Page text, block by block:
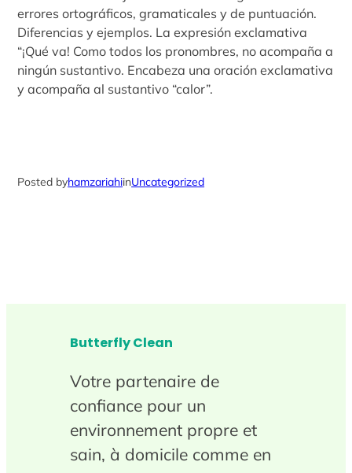
errores ortográficos, gramaticales y de puntuación.
Diferencias y ejemplos. La expresión exclamativa
“¡Qué va! Como todos los pronombres, no acompaña a
ningún sustantivo. Encabeza una oración exclamativa
y acompaña al sustantivo “calor”.
Posted byhamzariahiinUncategorized
Butterfly Clean
Votre partenaire de
confiance pour un
environnement propre et
sain, à domicile comme en